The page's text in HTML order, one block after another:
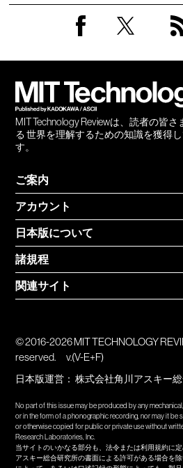
MIT Technology Reviewは、読者の皆
る 世界を理解するための知識を獲得
す。
ご案内
アカウント
日本版について
諸規程
関連サイト
© 2016-2026 MIT TECHNOLOGY
reserved.
v.(V-E+F)
日本版運営：株式会社角川アスキー
No part of this issue may be produced by any
or in the form of a phonographic recording, nor may it be
or otherwise copied for public or private use without
Research Laboratories, Inc.
当サイトのいかなる部分も、法令または利用規約に
アスキー総合研究所の書面による許可がある場合を